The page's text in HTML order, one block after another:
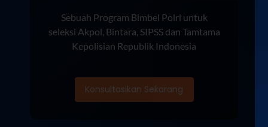
Sebuah Program Bimbel Polri untuk
seleksi Akpol, Bintara, SIPSS dan Tamtama
Kepolisian Republik Indonesia
Konsultasikan Sekarang